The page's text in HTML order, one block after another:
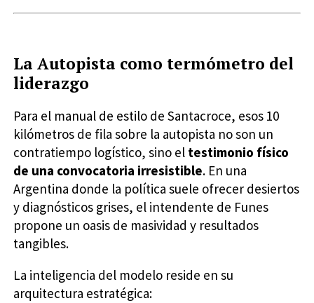
La Autopista como termómetro del
liderazgo
Para el manual de estilo de Santacroce, esos 10
kilómetros de fila sobre la autopista no son un
contratiempo logístico, sino el testimonio físico
de una convocatoria irresistible. En una
Argentina donde la política suele ofrecer desiertos
y diagnósticos grises, el intendente de Funes
propone un oasis de masividad y resultados
tangibles.
La inteligencia del modelo reside en su
arquitectura estratégica: